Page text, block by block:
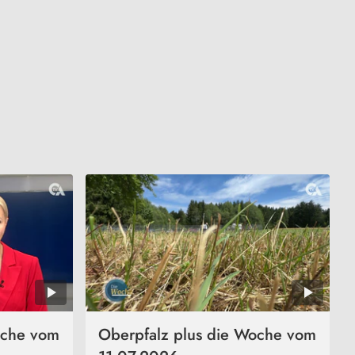
vom
Oberpfalz plus die Woche vom